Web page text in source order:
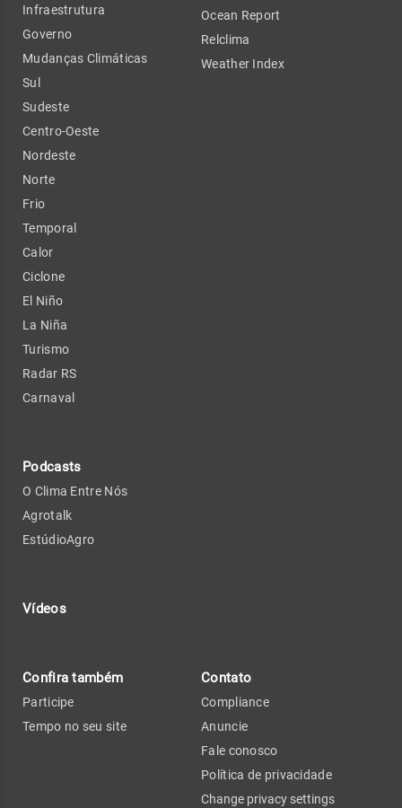
Infraestrutura
Governo
Mudanças Climáticas
Sul
Sudeste
Centro-Oeste
Nordeste
Norte
Frio
Temporal
Calor
Ciclone
El Niño
La Niña
Turismo
Radar RS
Carnaval
Podcasts
O Clima Entre Nós
Agrotalk
EstúdioAgro
Vídeos
Ocean Report
Relclima
Weather Index
Confira também
Participe
Tempo no seu site
Contato
Compliance
Anuncie
Fale conosco
Política de privacidade
Change privacy settings